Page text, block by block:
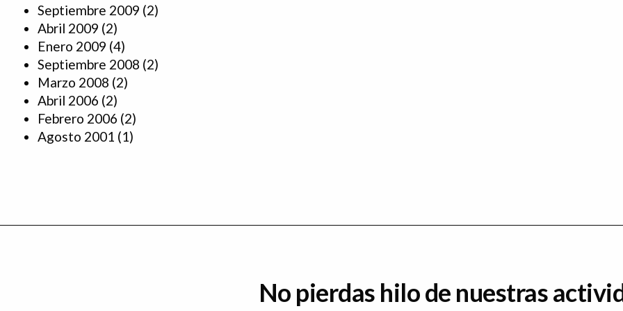
Septiembre 2009 (2)
Abril 2009 (2)
Enero 2009 (4)
Septiembre 2008 (2)
Marzo 2008 (2)
Abril 2006 (2)
Febrero 2006 (2)
Agosto 2001 (1)
No pierdas hilo de nuestras